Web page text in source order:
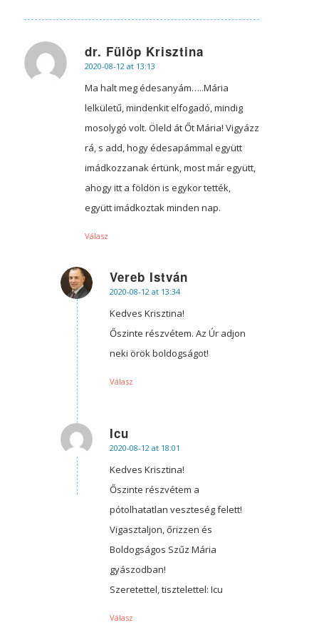
dr. Fülöp Krisztina
says:
2020-08-12 at 13:13
Ma halt meg édesanyám…..Mária
lelkületű, mindenkit elfogadó, mindig
mosolygó volt. Öleld át Őt Mária! Vigyázz
rá, s add, hogy édesapámmal együtt
imádkozzanak értünk, most már együtt,
ahogy itt a földön is egykor tették,
együtt imádkoztak minden nap.
Válasz
Vereb István
says:
2020-08-12 at 13:34
Kedves Krisztina!
Őszinte részvétem. Az Úr adjon
neki örök boldogságot!
Válasz
Icu
says:
2020-08-12 at 18:01
Kedves Krisztina!
Őszinte részvétem a
pótolhatatlan veszteség felett!
Vigasztaljon, őrizzen és
Boldogságos Szűz Mária
gyászodban!
Szeretettel, tisztelettel: Icu
Válasz